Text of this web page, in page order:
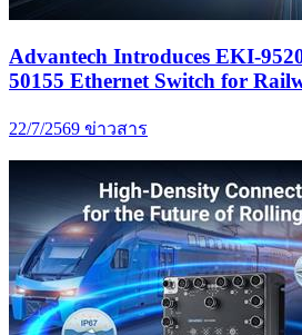
Advantech Introduces EKI-
50155 Ethernet Switch for
22/7/2569 ข่าวสาร